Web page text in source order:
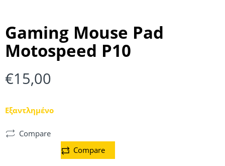
Gaming Mouse Pad
Motospeed P10
€15,00
Εξαντλημένο
Compare
Compare